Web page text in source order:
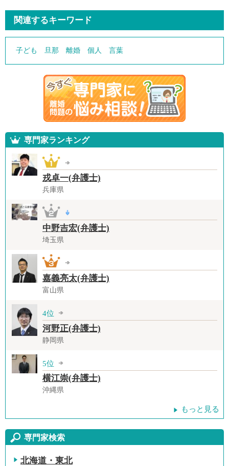
関連するキーワード
子ども 旦那 離婚 個人 言葉
専門家ランキング
戎卓一(弁護士)
兵庫県
中野吉宏(弁護士)
埼玉県
嘉義亮太(弁護士)
富山県
4位
河野正(弁護士)
静岡県
5位
横江崇(弁護士)
沖縄県
もっと見る
専門家検索
北海道・東北